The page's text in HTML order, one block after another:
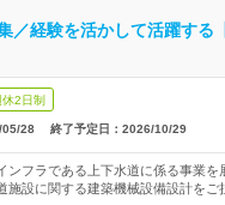
／経験を活かして活躍する
2日制
05/28 終了予定日： 2026/10/29
ンフラである上下水道に係る事業を
施設に関する建築機械設備設計をご